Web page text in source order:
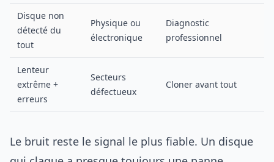
Disque non
détecté du
tout
Physique ou
électronique
Diagnostic
professionnel
Lenteur
extrême +
erreurs
Secteurs
défectueux
Cloner avant tout
Le bruit reste le signal le plus fiable. Un disque